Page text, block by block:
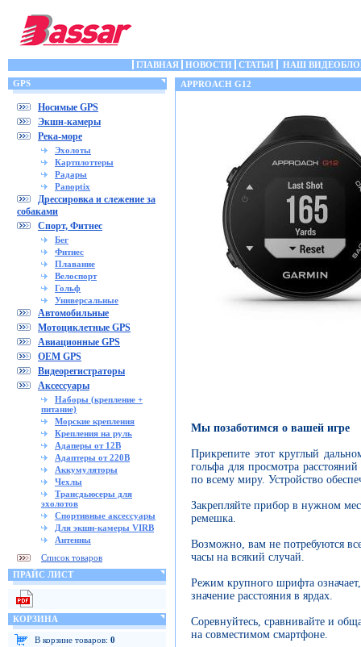
ГЛАВНАЯ НОВОСТИ СТАТЬИ
НАШ
GPS
Носимые GPS
Экшн-камеры
Река-море
Эхолоты
Картплоттеры
Радары
Panoptix
Дрессировка и слежение за
собаками
Спорт, Фитнес
Бег
Фитнес
Плавание
Велоспорт
Гольф
Универсальные
Автомобильные
Мотоциклетные GPS
Авиационные GPS
OEM GPS
Видеорегистраторы
Аксессуары
Наборы (крепление +
питание)
Морские крепления
Крепления на руль
Адаперы от 12В
Адаптеры от 220В
Аккумуляторы
Чехлы
Трансдьюсеры для
эхолотов
Спортивные аксессуары
Для экшн-камеры VIRB
Антенны
Список товаров
ПРАЙС ЛИСТ
КОРЗИНА
В корзине товаров: 0
APPROACH G12
Мы позаботимся о вашей игре
Прикрепите этот круглый
гольфа для просмотра
по всему миру. Устройство
Закрепляйте прибор в нужном
ремешка.
Возможно, вам не потребуются
часы на всякий случай.
Режим крупного шрифта означает,
значение расстояния в ярдах.
Соревнуйтесь, сравнивайте и
на совместимом смартфоне.